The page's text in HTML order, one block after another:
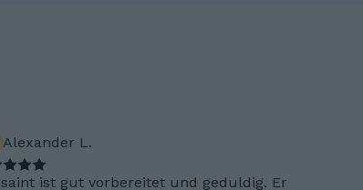
Alexander L.
ist gut vorbereitet und geduldig. Er